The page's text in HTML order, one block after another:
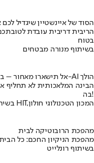
הסוד של איינשטיין שיגדיל
הריבית דריבית עובדת
בטוח
בשיתוף מנורה מבטחים
אל תישארו מאחור – בואו לגלות לאן ה-AI הולך
הבינה המלאכותית לא
בה!
בשיתוף HIT,המכון הטכנולוגי חולון
מהפכת הרובוטיקה לבית
מהפכת הניקיון החכם: כל
בשיתוף רונלייט